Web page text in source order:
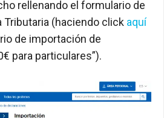
rellenando el formulario de
Tributaria (haciendo click aquí
de importación de
para particulares”).